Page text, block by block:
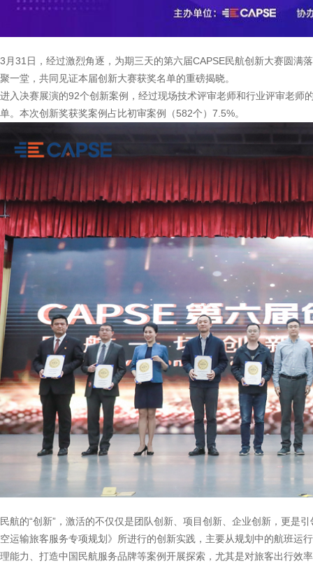
3月31日，经过激烈角逐，为期三天的第六届CAPSE民航创新大赛圆满
聚一堂，共同见证本届创新大赛获奖名单的重磅揭晓。
进入决赛展演的92个创新案例，经过现场技术评审老师和行业评审老
单。本次创新奖获奖案例占比初审案例（582个）7.5%。
民航的“创新”，激活的不仅仅是团队创新、项目创新、企业创新，更是
空运输旅客服务专项规划》所进行的创新实践，主要从规划中的航班运
理能力、打造中国民航服务品牌等案例开展探索，尤其是对旅客出行效